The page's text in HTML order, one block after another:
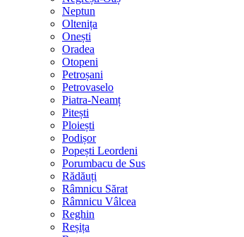
Neptun
Oltenița
Onești
Oradea
Otopeni
Petroșani
Petrovaselo
Piatra-Neamț
Pitești
Ploiești
Podișor
Popești Leordeni
Porumbacu de Sus
Rădăuți
Râmnicu Sărat
Râmnicu Vâlcea
Reghin
Reșița